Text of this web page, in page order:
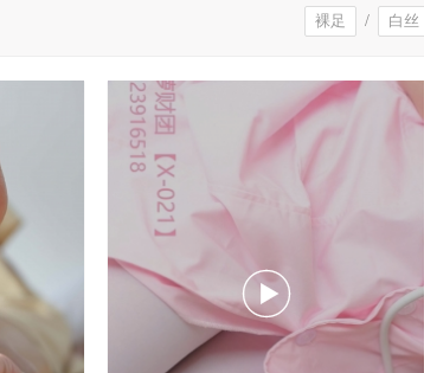
白丝
/
裸足
